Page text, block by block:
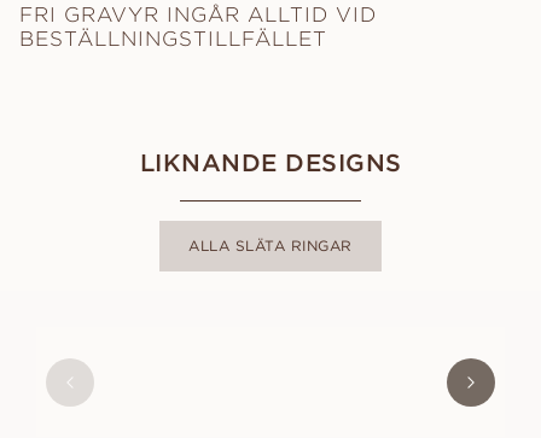
FRI GRAVYR INGÅR ALLTID VID
BESTÄLLNINGSTILLFÄLLET
LIKNANDE DESIGNS
ALLA SLÄTA RINGAR